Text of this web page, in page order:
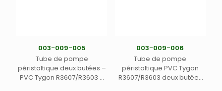
003-009-005
Tube de pompe
péristaltique deux butées –
PVC Tygon R3607/R3603 –
003-009-006
Tube de pompe
péristaltique PVC Tygon
R3607/R3603 deux butées